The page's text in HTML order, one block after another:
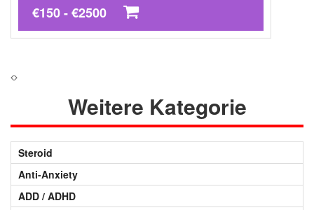
€150 - €2500
Weitere Kategorie
Steroid
Anti-Anxiety
ADD / ADHD